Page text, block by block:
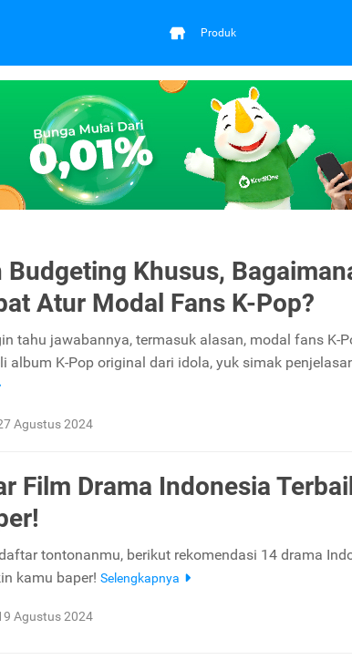
Produk
Budgeting Khusus,
Atur Modal Fans K-Pop?
tahu jawabannya, termasuk alasan, modal fans K-
album K-Pop original dari idola, yuk simak
Agustus 2024
Film Drama Indonesia
tontonanmu, berikut rekomendasi 14 drama
kamu baper! Selengkapnya
Agustus 2024